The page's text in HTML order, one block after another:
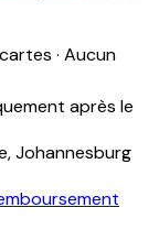
· Aucun
après le
Johannesburg